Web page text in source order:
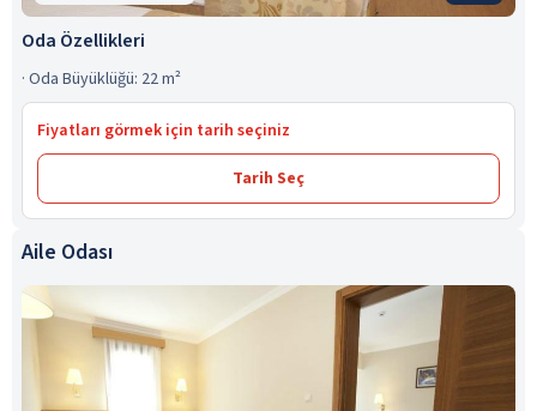
Oda Özellikleri
· Oda Büyüklüğü: 22 m²
Fiyatları görmek için tarih seçiniz
Tarih Seç
Aile Odası